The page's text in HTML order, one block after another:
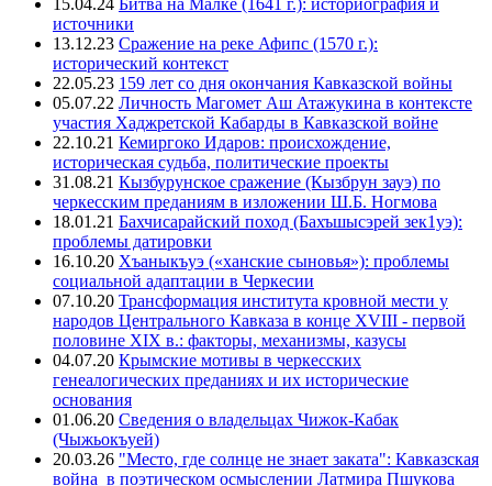
15.04.24 Битва на Малке (1641 г.): историография и
источники
13.12.23 Сражение на реке Афипс (1570 г.):
исторический контекст
22.05.23 159 лет со дня окончания Кавказской войны
05.07.22 Личность Магомет Аш Атажукина в контексте
участия Хаджретской Кабарды в Кавказской войне
22.10.21 Кемиргоко Идаров: происхождение,
историческая судьба, политические проекты
31.08.21 Кызбурунское сражение (Кызбрун зауэ) по
черкесским преданиям в изложении Ш.Б. Ногмова
18.01.21 Бахчисарайский поход (Бахъшысэрей зек1уэ):
проблемы датировки
16.10.20 Хъаныкъуэ («ханские сыновья»): проблемы
социальной адаптации в Черкесии
07.10.20 Трансформация института кровной мести у
народов Центрального Кавказа в конце XVIII - первой
половине XIX в.: факторы, механизмы, казусы
04.07.20 Крымские мотивы в черкесских
генеалогических преданиях и их исторические
основания
01.06.20 Сведения о владельцах Чижок-Кабак
(Чыжьокъуей)
20.03.26 "Место, где солнце не знает заката": Кавказская
война в поэтическом осмыслении Латмира Пшукова